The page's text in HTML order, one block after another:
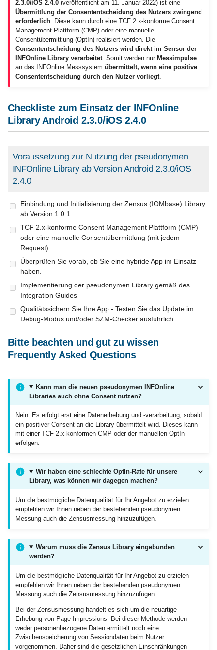
s
Migration für Kunden
Hybride Messung Zensus
Prüfmöglichkeiten
Funktionen der
pseudonymen Library
Vorgaben zum Aufruf
Debug-Informationen
Parallel Zensus und
pseudonym (und ÖWA)
Hybride Messung iOS
Hybride Messung Zensus
Prüfmöglichkeiten
pseudonym (und ÖWA)
Funktion der SZM-Library
Hybride Messung unter
Android
Debug Informationen
AndroidX
Player
Bestellcenter
Code-Import und Export
Kontakt
Hilfe
Zusätzliche Logins
Monitoring Codes
Customizable
Audits
2.3.0/iOS 2.4.0 (veröffentlicht am 11. Januar 2022) ist eine
Übermittlung der Consententscheidung des Nutzers zwingend
erforderlich . Diese kann durch eine TCF 2.x-konforme Consent
Management Plattform (CMP) oder eine manuelle
Consentübermittlung (OptIn) realisiert werden. Die
Consententscheidung des Nutzers wird direkt im Sensor der
INFOnline Library verarbeitet . Somit werden nur Messimpulse
an das INFOnline Messsystem übermittelt, wenn eine positive
Consententscheidung durch den Nutzer vorliegt
Checkliste zum Einsatz der INFOnline
Library Android 2.3.0/iOS 2.4.0
Voraussetzung zur Nutzung der pseudonymen
INFOnline Library ab Version Android 2.3.0/iOS
2.4.0
Einbindung und Initialisierung der Zensus (IOMbase) Library
ab Version 1.0.1
TCF 2.x-konforme Consent Management Plattform (CMP)
oder eine manuelle Consentübermittlung (mit jedem
Request)
Überprüfen Sie vorab, ob Sie eine hybride App im Einsatz
haben.
Implementierung der pseudonymen Library gemäß des
Integration Guides
Qualitätssichern Sie Ihre App - Testen Sie das Update im
Debug-Modus und/oder SZM-Checker ausführlich
Bitte beachten und gut zu wissen
Frequently Asked Questions
Kann man die neuen pseudonymen INFOnline
Libraries auch ohne Consent nutzen?
Nein. Es erfolgt erst eine Datenerhebung und -verarbeitung, sobald
ein positiver Consent an die Library übermittelt wird. Dieses kann
mit einer TCF 2.x-konformen CMP oder der manuellen OptIn
erfolgen.
Wir haben eine schlechte OptIn-Rate für unsere
Library, was können wir dagegen machen?
Um die bestmögliche Datenqualität für Ihr Angebot zu erzielen
empfehlen wir Ihnen neben der bestehenden pseudonymen
Messung auch die Zensusmessung hinzuzufügen.
Warum muss die Zensus Library eingebunden
werden?
Um die bestmögliche Datenqualität für Ihr Angebot zu erzielen
empfehlen wir Ihnen neben der bestehenden pseudonymen
Messung auch die Zensusmessung hinzuzufügen.
Bei der Zensusmessung handelt es sich um die neuartige
Erhebung von Page Impressions. Bei dieser Methode werden
weder personenbezogene Daten ermittelt noch eine
Zwischenspeicherung von Sessiondaten beim Nutzer
vorgenommen. Daher sind die gesetzlichen Einschränkungen